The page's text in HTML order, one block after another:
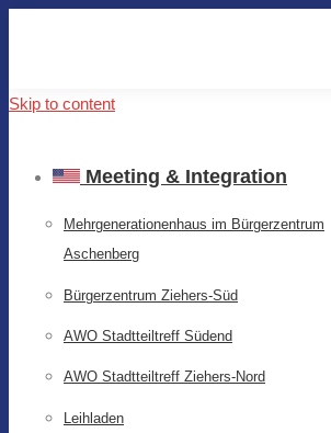
Skip to content
Meeting & Integration
Mehrgenerationenhaus im Bürgerzentrum
Aschenberg
Bürgerzentrum Ziehers-Süd
AWO Stadtteiltreff Südend
AWO Stadtteiltreff Ziehers-Nord
Leihladen